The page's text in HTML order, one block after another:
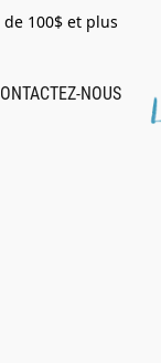
100$ et plus
NOUS